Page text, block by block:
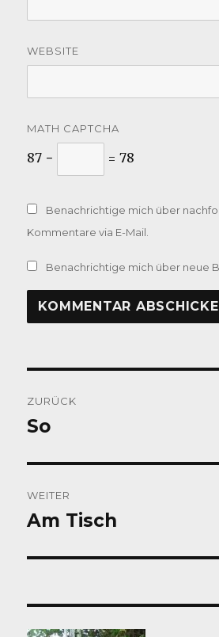
WEBSITE
MATH CAPTCHA
87 − = 78
Benachrichtige mich über
Kommentare via E-Mail.
Benachrichtige mich über neue
ZURÜCK
Vorheriger
So
WEITER
Nächster
Am Tisch